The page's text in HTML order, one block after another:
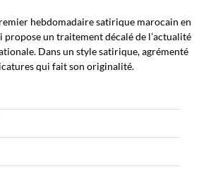
hebdomadaire satirique marocain en
propose un traitement décalé de l’actualité
Dans un style satirique, agrémenté
qui fait son originalité.